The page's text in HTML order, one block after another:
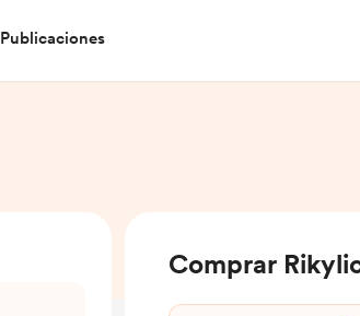
Publicaciones
Comprar